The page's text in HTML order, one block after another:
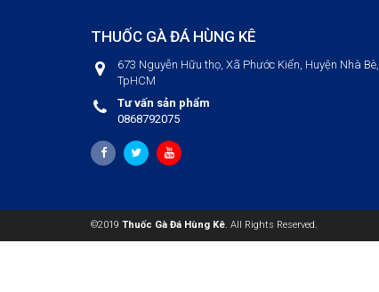
THUỐC GÀ ĐÁ HÙNG KÊ
673 Nguyễn Hữu thọ, Xã Phước Kiển, Huyện Nhà Bè,
TpHCM
Tư vấn sản phẩm
0868792075
©2019 Thuốc Gà Đá Hùng Kê. All Rights Reserved.